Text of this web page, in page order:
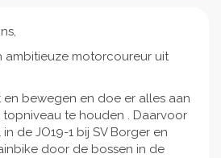
ambitieuze motorcoureur uit
bewegen en doe er alles aan
te houden . Daarvoor
de JO19-1 bij SV Borger en
door de bossen in de